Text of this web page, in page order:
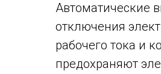
Автоматические
отключения
рабочего тока и
предохраняют